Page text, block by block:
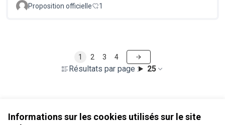
Informations sur les cookies utilisés sur le site
Proposition officielle 1
Résultats par page : 25
1 2 3 4